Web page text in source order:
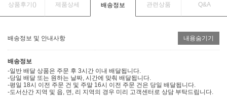
상품후기() 제품상세 배송정보 관련상품 Q&A
배송정보 및 안내사항 내용숨기기
배송정보
-일반 배달 상품은 주문 후 3시간 이내 배달됩니다.
-당일 배달 또는 원하는 날짜, 시간에 맞춰 배달됩니다.
-평일 18시 이전 주문 건 및 주말 16시 이전 주문 건은 당일 배달됩니다.
-도서산간 지역 및 읍, 면, 리 지역의 경우 미리 고객센터로 상담 부탁드립니다.